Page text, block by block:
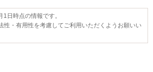
日時点の情報です。
性・有用性を考慮してご利用いただくようお願いい